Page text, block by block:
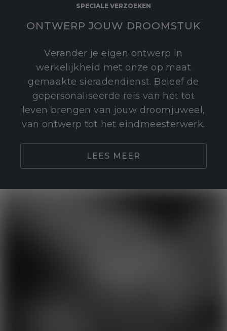
SPECIALE VERZOEKEN
ONTWERP JOUW DROOMSTUK
Verander je eigen ontwerp in
werkelijkheid met onze op maat
gemaakte sieradendienst. Beleef de
gepersonaliseerde reis van het tot
leven brengen van jouw droomjuweel,
van ontwerp tot het eindmeesterwerk.
LEES MEER